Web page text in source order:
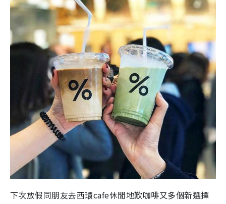
下次放假同朋友去西環cafe休閒地歎咖啡又多個新選擇